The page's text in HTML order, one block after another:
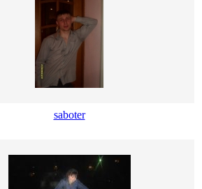
saboter